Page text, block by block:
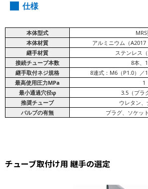
仕様
本体型式
本体材質
アルミニウム（
継手材質
ステンレス（
接続チューブ本数
8本、
継手取付ネジ規格
8連式：M6（P1.0）／
最高使用圧力MPa
1
最小通過穴径φ
3.5（プラ
推奨チューブ
ウレタン、
バルブの有無
プラグ、ソケッ
チューブ取付け用 継手の選定